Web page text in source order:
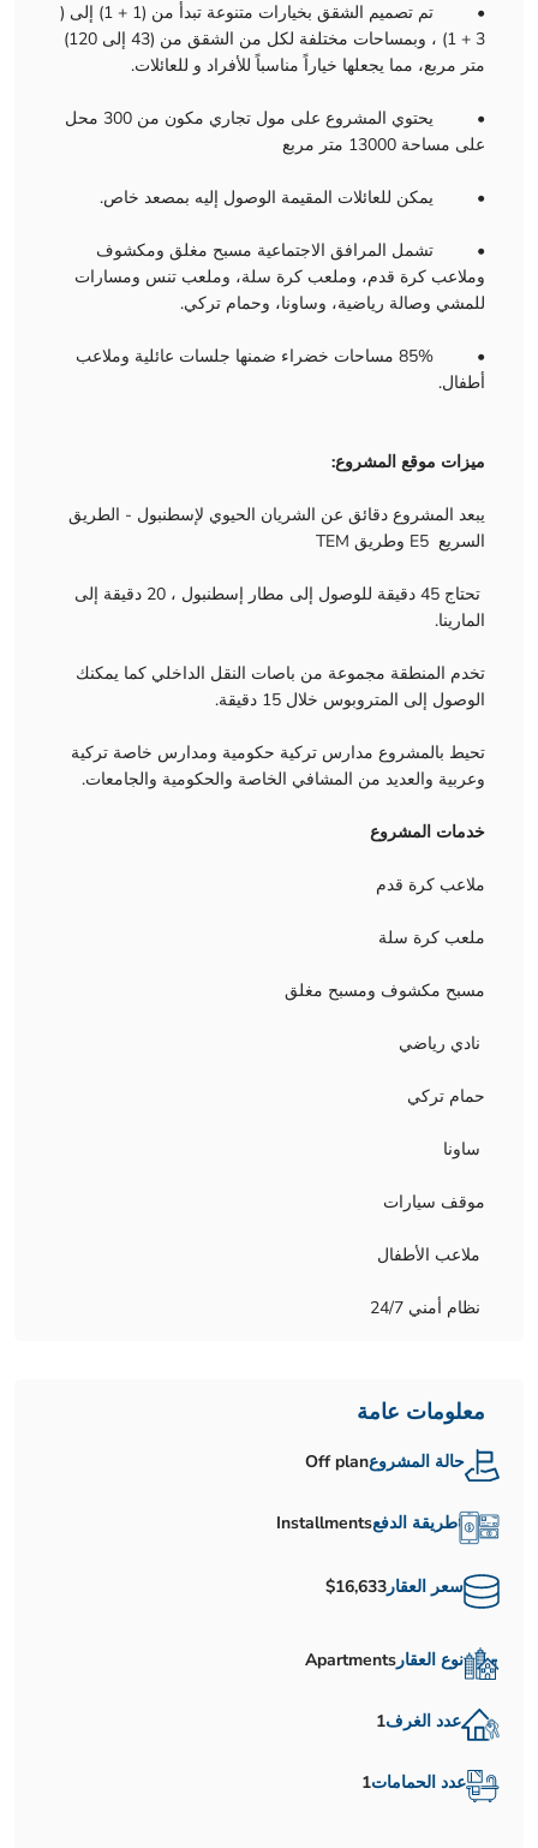
• تم تصميم الشقق بخيارات متنوعة تبدأ من (1 + 1) إلى (
3 + 1) ، وبمساحات مختلفة لكل من الشقق من (43 إلى 120)
متر مربع، مما يجعلها خياراً مناسباً للأفراد و للعائلات.
• يحتوي المشروع على مول تجاري مكون من 300 محل
على مساحة 13000 متر مربع
• يمكن للعائلات المقيمة الوصول إليه بمصعد خاص.
• تشمل المرافق الاجتماعية مسبح مغلق ومكشوف
وملاعب كرة قدم، وملعب كرة سلة، وملعب تنس ومسارات
للمشي وصالة رياضية، وساونا، وحمام تركي.
• 85% مساحات خضراء ضمنها جلسات عائلية وملاعب
أطفال.
ميزات موقع المشروع:
يبعد المشروع دقائق عن الشريان الحيوي لإسطنبول - الطريق
السريع E5 وطريق TEM
تحتاج 45 دقيقة للوصول إلى مطار إسطنبول ، 20 دقيقة إلى
المارينا.
تخدم المنطقة مجموعة من باصات النقل الداخلي كما يمكنك
الوصول إلى المتروبوس خلال 15 دقيقة.
تحيط بالمشروع مدارس تركية حكومية ومدارس خاصة تركية
وعربية والعديد من المشافي الخاصة والحكومية والجامعات.
خدمات المشروع
ملاعب كرة قدم
ملعب كرة سلة
مسبح مكشوف ومسبح مغلق
نادي رياضي
حمام تركي
ساونا
موقف سيارات
ملاعب الأطفال
نظام أمني 24/7
معلومات عامة
حالة المشروعOff plan
طريقة الدفعInstallments
سعر العقار$16,633
نوع العقارApartments
عدد الغرف1
عدد الحمامات1